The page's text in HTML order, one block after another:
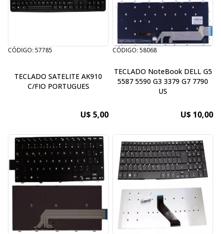
CÓDIGO: 57785
TECLADO SATELITE AK910
C/FIO PORTUGUES
U$ 5,00
CÓDIGO: 58068
TECLADO NoteBook DELL G5
5587 5590 G3 3379 G7 7790
US
U$ 10,00